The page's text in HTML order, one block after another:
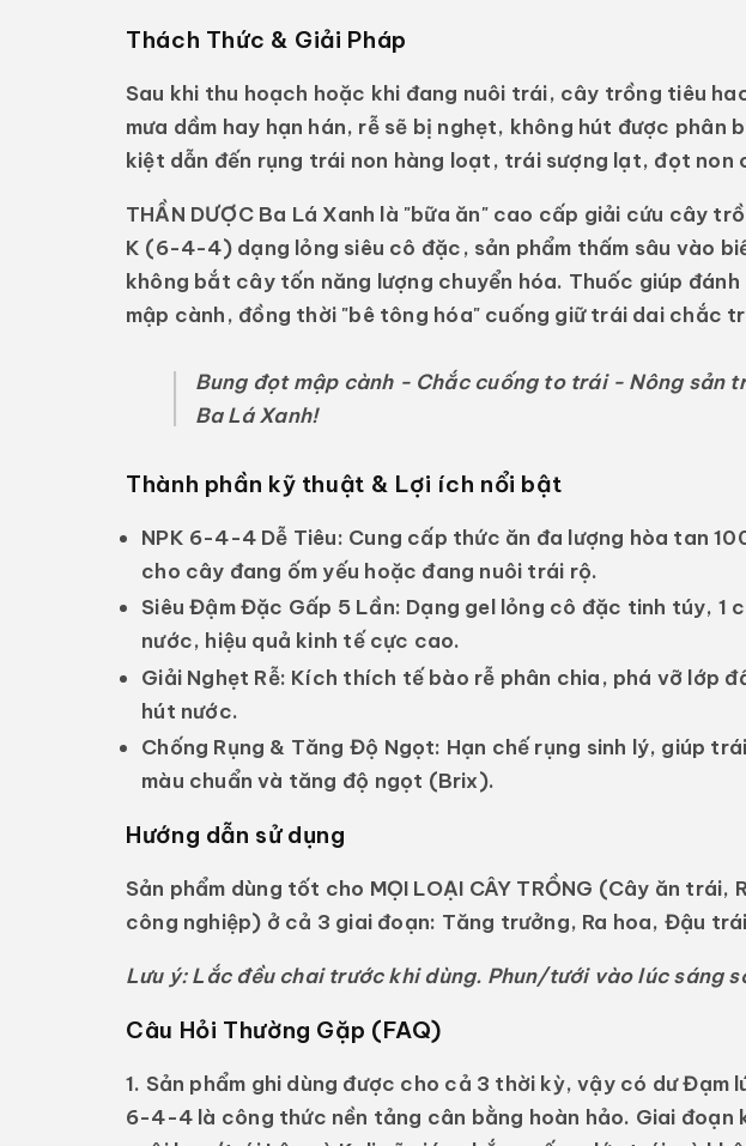
Thách Thức & Giải Pháp
Sau khi thu hoạch hoặc khi đang nuôi trái, cây trồng tiêu
mưa dầm hay hạn hán, rễ sẽ bị nghẹt, không hút được phân
kiệt dẫn đến rụng trái non hàng loạt, trái sượng lạt, đọt non
THẦN DƯỢC Ba Lá Xanh là "bữa ăn" cao cấp giải cứu cây
K (6-4-4) dạng lỏng siêu cô đặc, sản phẩm thấm sâu vào
không bắt cây tốn năng lượng chuyển hóa. Thuốc giúp
mập cành, đồng thời "bê tông hóa" cuống giữ trái dai chắc
Bung đọt mập cành - Chắc cuống to trái - Nông sản
Ba Lá Xanh!
Thành phần kỹ thuật & Lợi ích nổi bật
NPK 6-4-4 Dễ Tiêu: Cung cấp thức ăn đa lượng hòa tan
cho cây đang ốm yếu hoặc đang nuôi trái rộ.
Siêu Đậm Đặc Gấp 5 Lần: Dạng gel lỏng cô đặc tinh túy, 1
nước, hiệu quả kinh tế cực cao.
Giải Nghẹt Rễ: Kích thích tế bào rễ phân chia, phá vỡ lớp
hút nước.
Chống Rụng & Tăng Độ Ngọt: Hạn chế rụng sinh lý, giúp
màu chuẩn và tăng độ ngọt (Brix).
Hướng dẫn sử dụng
Sản phẩm dùng tốt cho MỌI LOẠI CÂY TRỒNG (Cây ăn trái,
công nghiệp) ở cả 3 giai đoạn: Tăng trưởng, Ra hoa, Đậu
Lưu ý: Lắc đều chai trước khi dùng. Phun/tưới vào lúc sáng
Câu Hỏi Thường Gặp (FAQ)
1. Sản phẩm ghi dùng được cho cả 3 thời kỳ, vậy có dư Đạm
6-4-4 là công thức nền tảng cân bằng hoàn hảo. Giai đoạn